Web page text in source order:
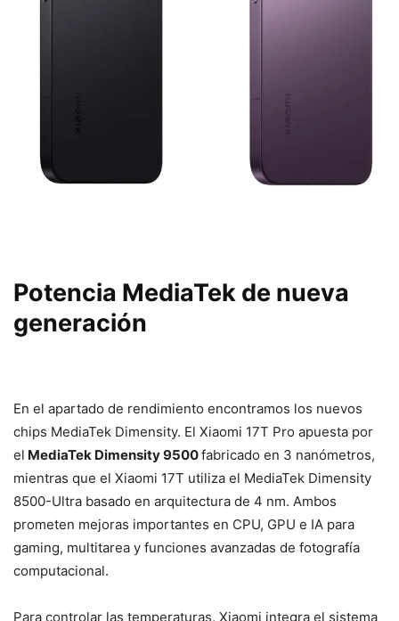
Potencia MediaTek de nueva
generación
En el apartado de rendimiento encontramos los nuevos
chips MediaTek Dimensity. El Xiaomi 17T Pro apuesta por
el MediaTek Dimensity 9500fabricado en 3 nanómetros,
mientras que el Xiaomi 17T utiliza el MediaTek Dimensity
8500-Ultra basado en arquitectura de 4 nm. Ambos
prometen mejoras importantes en CPU, GPU e IA para
gaming, multitarea y funciones avanzadas de fotografía
computacional.
Para controlar las temperaturas, Xiaomi integra el sistema